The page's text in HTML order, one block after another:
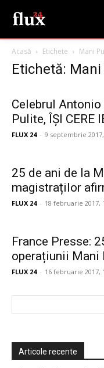
Acasă Etichete Mani
Etichetă:
Celebrul
Pulite, ÎŞI CERE
FLUX 24 - 9 septembrie
25 de ani de la
magistraților
FLUX 24 - 18 februarie 2017,
France Presse:
operațiunii Mani
FLUX 24 - 16 februarie 2017,
Articole recente